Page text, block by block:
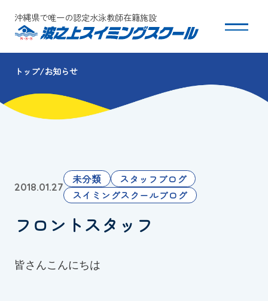
沖縄県で唯一の認定水泳教師在籍施設
スクールについて
コース・クラス紹介
団体会員募集
保護者の方へ
採用情報
トップ お知らせ
2018.01.27
未分類
スタッフブログ
スイミングスクールブログ
フロントスタッフ
皆さんこんにちは